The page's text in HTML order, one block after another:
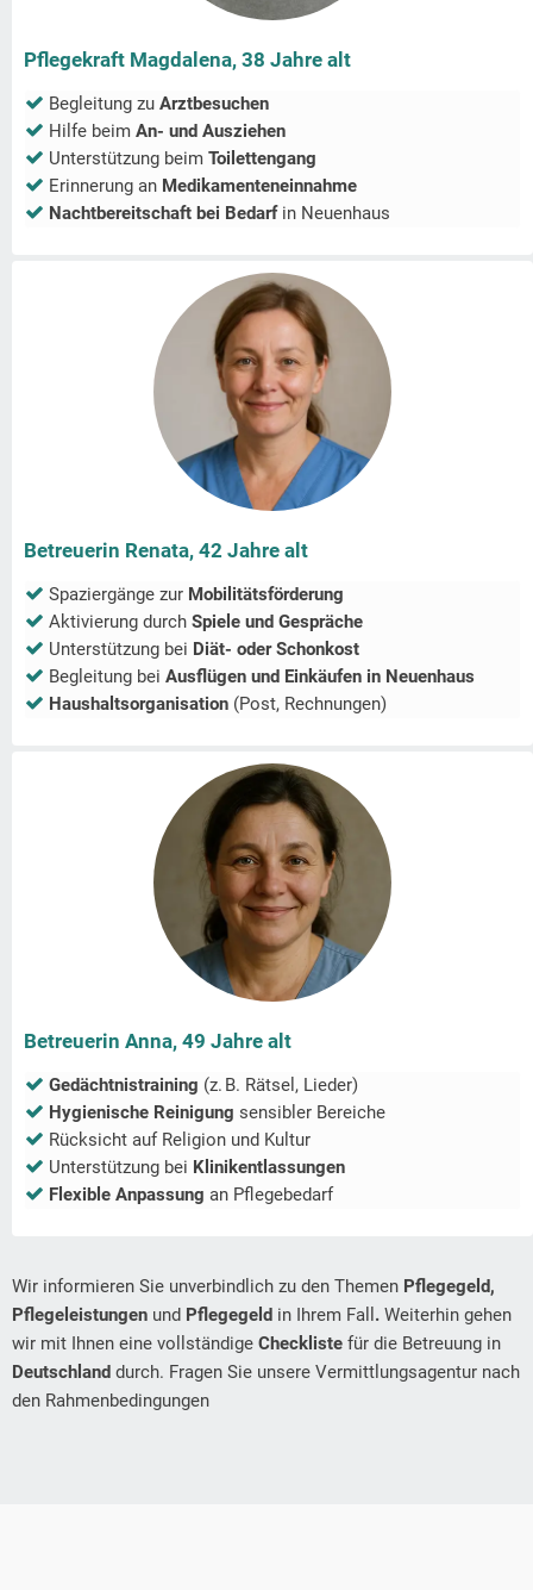
Pflegekraft Magdalena, 38 Jahre alt
Begleitung zu Arztbesuchen
Hilfe beim An- und Ausziehen
Unterstützung beim Toilettengang
Erinnerung an Medikamenteneinnahme
Nachtbereitschaft bei Bedarfin Neuenhaus
Betreuerin Renata, 42 Jahre alt
Spaziergänge zur Mobilitätsförderung
Aktivierung durch Spiele und Gespräche
Unterstützung bei Diät- oder Schonkost
Begleitung bei Ausflügen und Einkäufen in Neuenhaus
Haushaltsorganisation (Post, Rechnungen)
Betreuerin Anna, 49 Jahre alt
Gedächtnistraining (z. B. Rätsel, Lieder)
Hygienische Reinigung sensibler Bereiche
Rücksicht auf Religion und Kultur
Unterstützung bei Klinikentlassungen
Flexible Anpassung an Pflegebedarf
Wir informieren Sie unverbindlich zu den Themen Pflegegeld,
Pflegeleistungen und Pflegegeld in Ihrem Fall . Weiterhin gehen
wir mit Ihnen eine vollständige Checkliste für die Betreuung in
Deutschland durch. Fragen Sie unsere Vermittlungsagentur nach
den Rahmenbedingungen